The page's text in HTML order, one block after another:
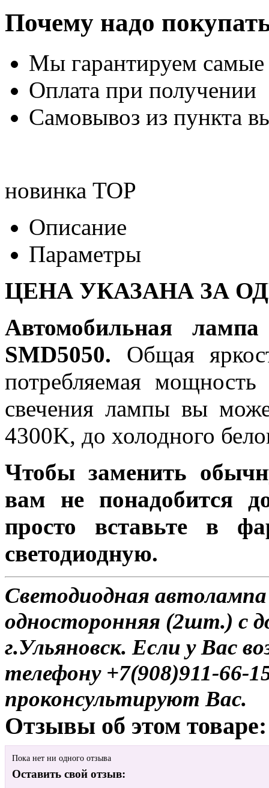
Почему надо
Мы гарантируем
Оплата при получении
Самовывоз из пункта
новинка TOP
Описание
Параметры
ЦЕНА УКАЗАНА ЗА
Автомобильная
SMD5050. Общая
потребляемая мощность
свечения лампы вы
4300K, до холодного
Чтобы заменить
вам не понадобится
просто вставьте в
светодиодную.
Светодиодная
односторонняя (2шт.) с
г.Ульяновск. Если у Вас
телефону +7(908)911-
проконсультируют Вас.
Отзывы об этом товаре:
Пока нет ни одного отзыва
Оставить свой отзыв: